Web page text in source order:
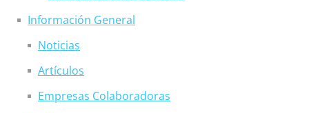
Información General
Noticias
Artículos
Empresas Colaboradoras